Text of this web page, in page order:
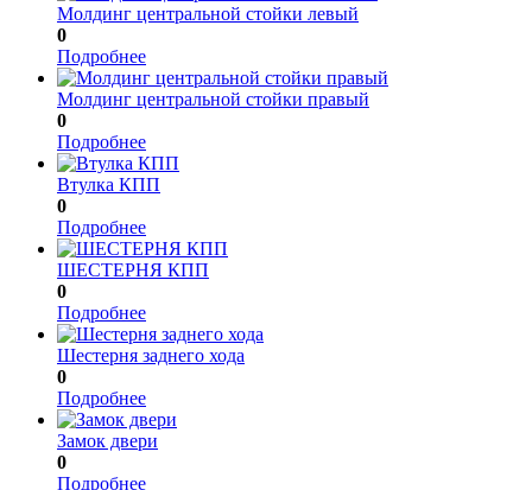
Молдинг центральной стойки левый
0
Подробнее
Молдинг центральной стойки правый
0
Подробнее
Втулка КПП
0
Подробнее
ШЕСТЕРНЯ КПП
0
Подробнее
Шестерня заднего хода
0
Подробнее
Замок двери
0
Подробнее